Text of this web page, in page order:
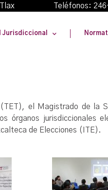
Tlax Teléfonos:
el Magistrado de la
órganos jurisdiccionales
de Elecciones (ITE).